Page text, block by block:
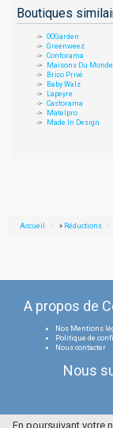
Boutiques
OOGarden
Greenweez
Conforama
Maisons Du Monde
Brico Privé
Baby Walz
Lapeyre
Castorama
Matelpro
Made In Design
Accueil » Réductions
A propos de
Nos Mentions
Politique de
Nous contacter
Nous
En poursuivant votre